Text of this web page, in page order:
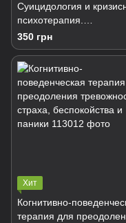
Суицидология и
психотерапия.
Старшенбаум Г.В.
350 грн
Хит
Когнитивно-
терапия для